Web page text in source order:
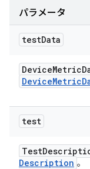
パラメータ
testData
DeviceMetric
DeviceMetric
test
Test
Description 。